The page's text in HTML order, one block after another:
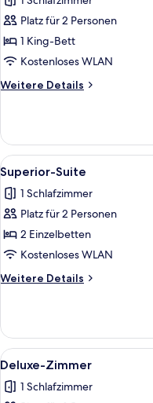
für
Premier-
Zimmer
anzeigen
Platz für 2 Personen
1 King-Bett
Kostenloses WLAN
Weitere Details
Weitere
Zimmer
Alle
Fotos
für
Superior-
Suite
anzeigen
5
Superior-Suite
1 Schlafzimmer
Platz für 2 Personen
2 Einzelbetten
Kostenloses WLAN
Weitere Details
Weitere
Suite
Alle
Fotos
für
3
Deluxe-Zimmer
1 Schlafzimmer